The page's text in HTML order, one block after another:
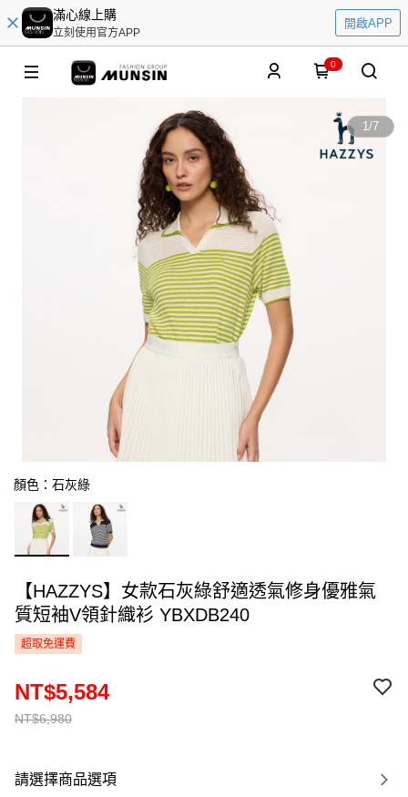
滿心線上購
立刻使用官方APP
開啟APP
0
1/7
顏色：石灰綠
【HAZZYS】女款石灰綠舒適透氣修身優雅氣
質短袖V領針織衫 YBXDB240
超取免運費
NT$6,980
NT$5,584
請選擇商品選項